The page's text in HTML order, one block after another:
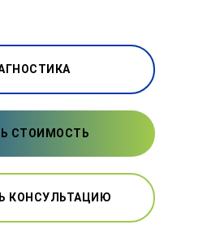
СТОИМОСТЬ
КОНСУЛЬТАЦИЮ